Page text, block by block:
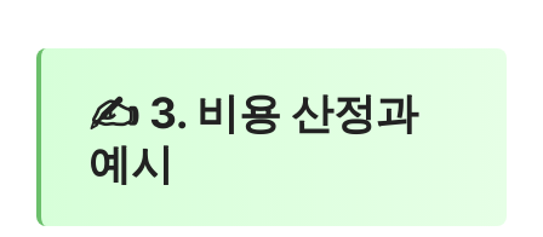
✍ 3. 비용 산정과
예시